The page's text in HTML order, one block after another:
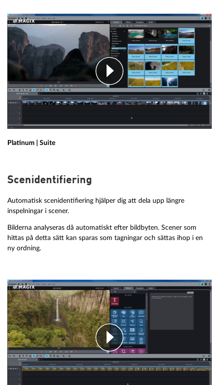
Platinum | Suite
Scenidentifiering
Automatisk scenidentifiering hjälper dig att dela upp längre
inspelningar i scener.
Bilderna analyseras då automatiskt efter bildbyten. Scener som
hittas på detta sätt kan sparas som tagningar och sättas ihop i en
ny ordning.